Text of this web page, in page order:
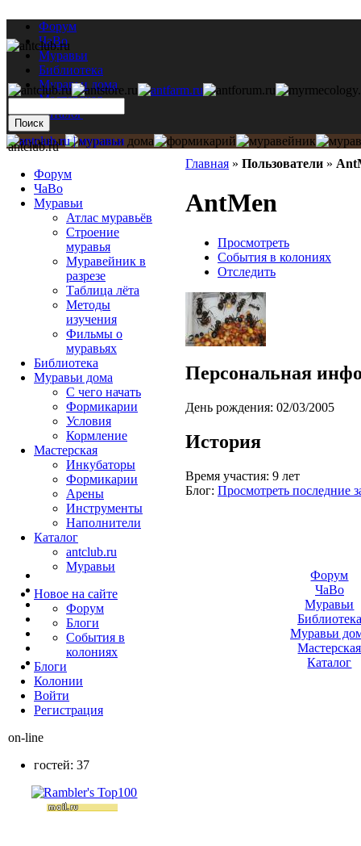
Форум
ЧаВо
Муравьи
Библиотека
Муравьи дома
Мастерская
Каталог
Главная » Пользователи »
AntMen
Просмотреть
События в колониях
Отследить
Персональная
День рождения: 02/03/2005
История
Время участия: 9 лет
Блог: Просмотреть последние
antclub.ru
Форум
ЧаВо
Муравьи
Атлас муравьёв
Строение
муравья
Муравейник в
разрезе
Таблица лёта
Методы
изучения
Фильмы о
муравьях
Библиотека
Муравьи дома
С чего начать
Формикарии
Условия
Кормление
Мастерская
Инкубаторы
Формикарии
Арены
Инструменты
Наполнители
Каталог
antclub.ru
Муравьи
Новое на сайте
Форум
Блоги
События в
колониях
Блоги
Колонии
Войти
Peгиcтpaция
on-line
гостей: 37
Форум
ЧаВо
Муравьи
Библиотека
Муравьи
Мастерская
Каталог